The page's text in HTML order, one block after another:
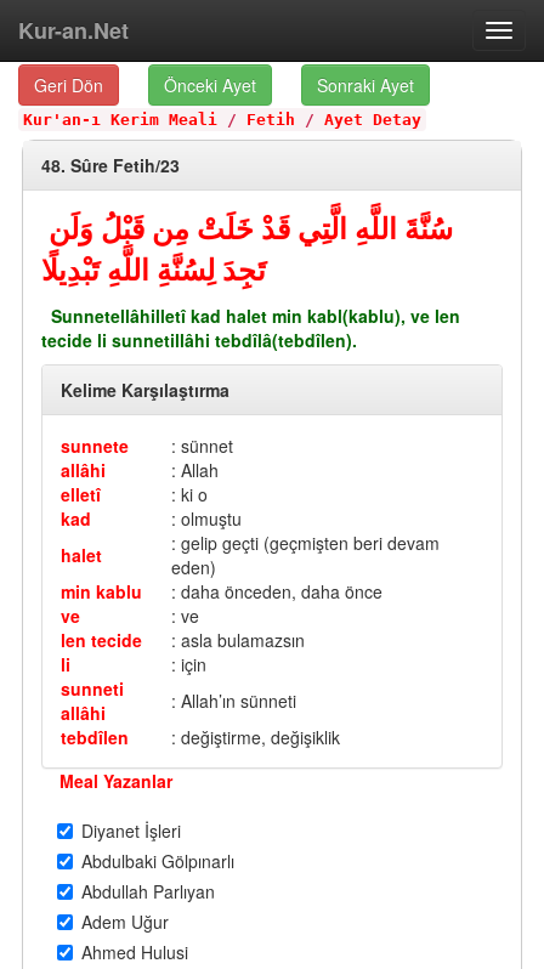
Kur-an.Net
Geri Dön Önceki Ayet Sonraki Ayet
Kur'an-ı Kerim Meali / Fetih / Ayet Detay
48. Sûre Fetih/23
سُنَّةَ اللَّهِ الَّتِي قَدْ خَلَتْ مِن قَبْلُ وَلَن
تَجِدَ لِسُنَّةِ اللَّهِ تَبْدِيلًا
Sunnetellâhilletî kad halet min kabl(kablu), ve len
tecide li sunnetillâhi tebdîlâ(tebdîlen).
Kelime Karşılaştırma
sunnete
: sünnet
allâhi
: Allah
elletî
: ki o
kad
: olmuştu
halet
: gelip geçti (geçmişten beri devam
eden)
min kablu
: daha önceden, daha önce
ve
: ve
len tecide
: asla bulamazsın
li
: için
sunneti
allâhi
: Allah’ın sünneti
tebdîlen
: değiştirme, değişiklik
Meal Yazanlar
Diyanet İşleri
Abdulbaki Gölpınarlı
Abdullah Parlıyan
Adem Uğur
Ahmed Hulusi